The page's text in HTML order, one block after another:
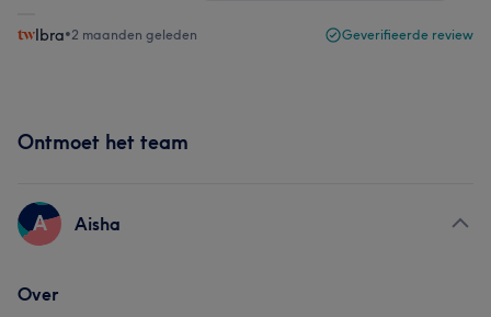
Ibra•2 maanden geleden Geverifieerde review
Ontmoet het team
A Aisha
Over